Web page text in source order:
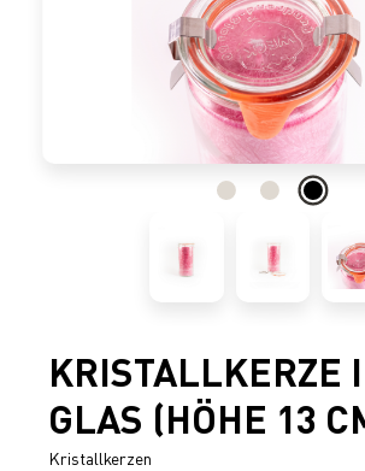
KRISTALLKERZE
GLAS (HÖHE 13
Kristallkerzen